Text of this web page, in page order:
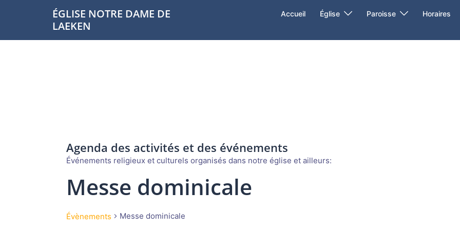
ÉGLISE NOTRE DAME DE
LAEKEN
Accueil Église Paroisse Horaires
Agenda des activités et des événements
Événements religieux et culturels organisés dans notre église et ailleurs:
Messe dominicale
Évènements Messe dominicale